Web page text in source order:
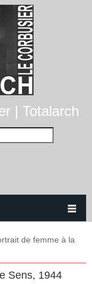
| Totalarch
de femme à la
Sens, 1944